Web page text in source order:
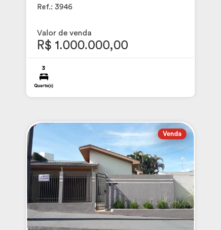
Ref.: 3946
Valor de venda
R$ 1.000.000,00
3
Quarto(s)
Venda